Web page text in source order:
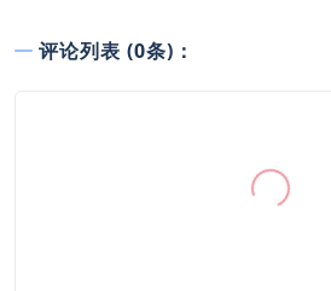
评论列表 (0条)：